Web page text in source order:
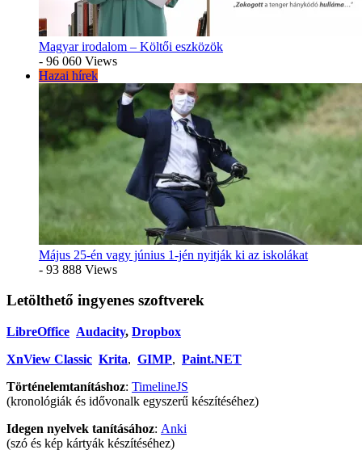
Magyar irodalom – Költői eszközök
- 96 060 Views
Hazai hírek
Május 25-én vagy június 1-jén nyitják ki az iskolákat
- 93 888 Views
Letölthető ingyenes szoftverek
LibreOffice Audacity, Dropbox
XnView Classic Krita, GIMP, Paint.NET
Történelemtanításhoz: TimelineJS
(kronológiák és idővonalk egyszerű készítéséhez)
Idegen nyelvek tanításához: Anki
(szó és kép kártyák készítéséhez)